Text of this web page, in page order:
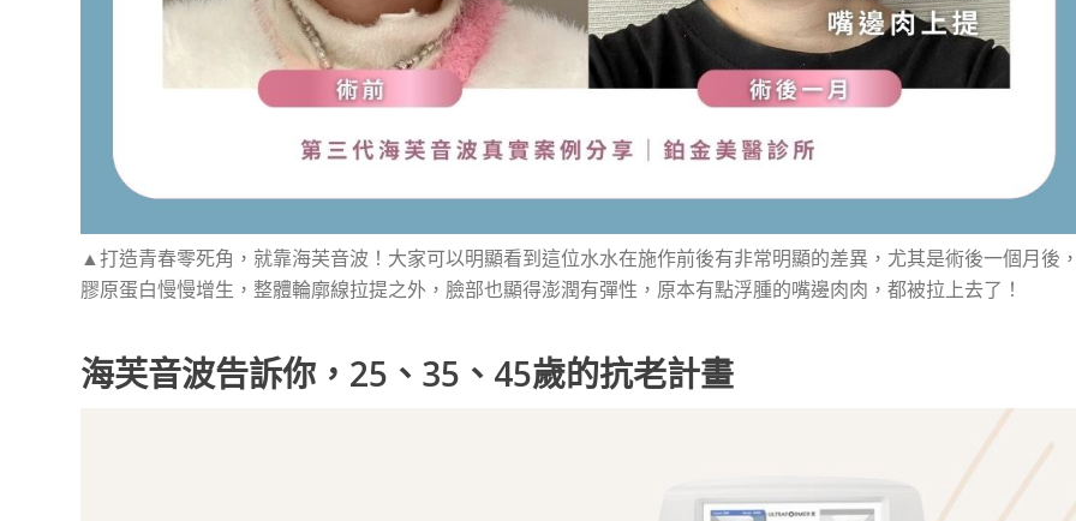
▲打造青春零死角，就靠海芙音波！大家可以明顯看到這位水水在施作前後有非常明顯的差異，尤其是術後一個月後
膠原蛋白慢慢增生，整體輪廓線拉提之外，臉部也顯得澎潤有彈性，原本有點浮腫的嘴邊肉肉，都被拉上去了！
海芙音波告訴你，25、35、45歲的抗老計畫